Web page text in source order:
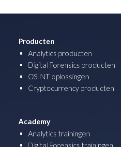
Producten
Analytics producten
Digital Forensics producten
OSINT oplossingen
Cryptocurrency producten
Academy
Analytics trainingen
Digital Forensics trainingen